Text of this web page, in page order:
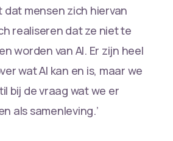
mensen zich hiervan
realiseren dat ze niet te
worden van AI. Er zijn heel
wat AI kan en is, maar we
bij de vraag wat we er
als samenleving.’